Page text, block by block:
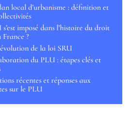
local d’urbanisme : définition et
imposé dans l’histoire du droit
France ?
de la loi SRU
du PLU : étapes clés et
récentes et réponses aux
sur le PLU